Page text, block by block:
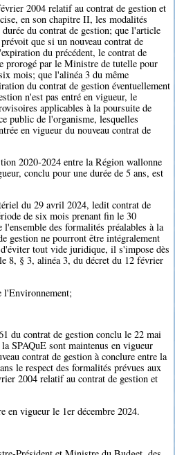
2004 relatif au contrat de gestion et
en son chapitre II, les modalités
du contrat de gestion; que l'article
que si un nouveau contrat de
du précédent, le contrat de
prorogé par le Ministre de tutelle pour
mois; que l'alinéa 3 du même
du contrat de gestion éventuellement
n'est pas entré en vigueur, le
applicables à la poursuite de
public de l'organisme, lesquelles
en vigueur du nouveau contrat de
2020-2024 entre la Région wallonne
conclu pour une durée de 5 ans, est
du 29 avril 2024, ledit contrat de
de six mois prenant fin le 30
des formalités préalables à la
gestion ne pourront être intégralement
tout vide juridique, il s'impose dès
8, § 3, alinéa 3, du décret du 12 février
du contrat de gestion conclu le 22 mai
SPAQuE sont maintenus en vigueur
contrat de gestion à conclure entre la
le respect des formalités prévues aux
2004 relatif au contrat de gestion et
en vigueur le 1er décembre 2024.